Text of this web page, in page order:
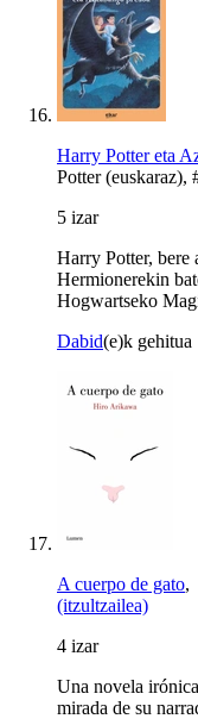
Harry Potter eta
Potter (euskaraz),
5 izar
Harry Potter, bere
Hermionerekin
Hogwartseko
Dabid(e)k gehitua
A cuerpo de gato,
(itzultzailea)
4 izar
Una novela
mirada de su